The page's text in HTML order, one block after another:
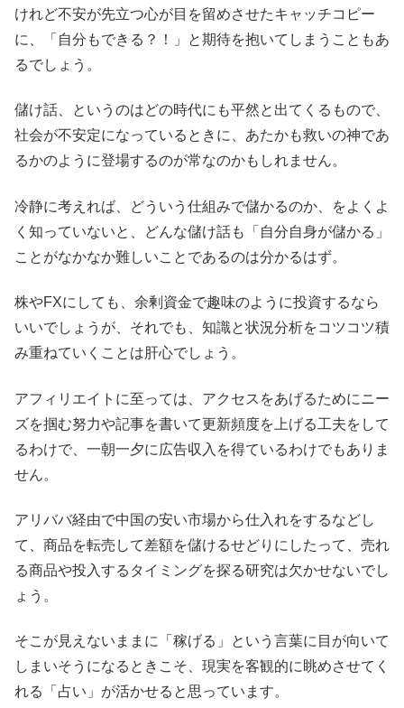
けれど不安が先立つ心が目を留めさせたキャッチコピー
に、「自分もできる？！」と期待を抱いてしまうこともあ
るでしょう。
儲け話、というのはどの時代にも平然と出てくるもので、
社会が不安定になっているときに、あたかも救いの神であ
るかのように登場するのが常なのかもしれません。
冷静に考えれば、どういう仕組みで儲かるのか、をよくよ
く知っていないと、どんな儲け話も「自分自身が儲かる」
ことがなかなか難しいことであるのは分かるはず。
株やFXにしても、余剰資金で趣味のように投資するなら
いいでしょうが、それでも、知識と状況分析をコツコツ積
み重ねていくことは肝心でしょう。
アフィリエイトに至っては、アクセスをあげるためにニー
ズを掴む努力や記事を書いて更新頻度を上げる工夫をして
るわけで、一朝一夕に広告収入を得ているわけでもありま
せん。
アリババ経由で中国の安い市場から仕入れをするなどし
て、商品を転売して差額を儲けるせどりにしたって、売れ
る商品や投入するタイミングを探る研究は欠かせないでし
ょう。
そこが見えないままに「稼げる」という言葉に目が向いて
しまいそうになるときこそ、現実を客観的に眺めさせてく
れる「占い」が活かせると思っています。